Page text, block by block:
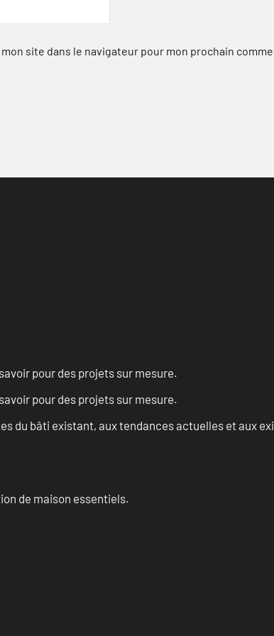
site dans le navigateur pour mon prochain
pour des projets sur mesure.
pour des projets sur mesure.
du bâti existant, aux tendances actuelles et aux
de maison essentiels.